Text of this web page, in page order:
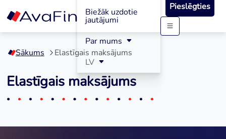
content
Biežāk uzdotie
jautājumi
Par mums
LV
Pieslēgties
Sākums Elastīgais maksājums
Elastīgais maksājums